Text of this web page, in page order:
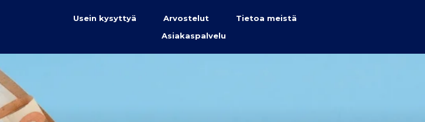
Usein kysyttyä Arvostelut
Tietoa meistä
Asiakaspalvelu